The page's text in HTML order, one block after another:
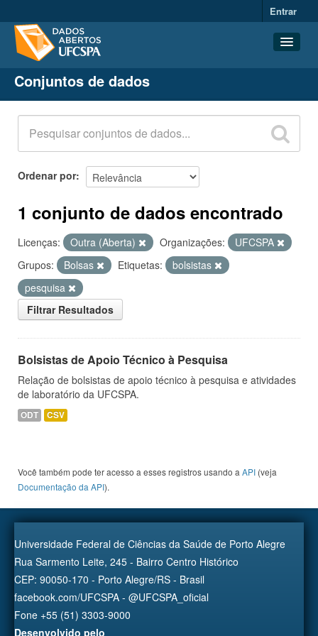
Entrar
Conjuntos de dados
Organizações
Grupos
Sobre
Conjuntos de dados
Ordenar por
1 conjunto de dados encontrado
Licenças: Outra (Aberta) Organizações:
UFCSPA
Grupos:
Bolsas Etiquetas:
bolsistas
pesquisa
Filtrar Resultados
Bolsistas de Apoio Técnico à Pesquisa
Relação de bolsistas de apoio técnico à pesquisa e atividades
de laboratório da UFCSPA.
ODT CSV
Você também pode ter acesso a esses registros usando a API (veja
Documentação da API).
Universidade Federal de Ciências da Saúde de Porto Alegre
Rua Sarmento Leite, 245 - Bairro Centro Histórico
CEP: 90050-170 - Porto Alegre/RS - Brasil
facebook.com/UFCSPA - @UFCSPA_oficial
Fone +55 (51) 3303-9000
Desenvolvido pelo